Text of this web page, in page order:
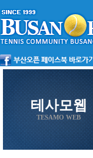
테사모웹
TESAMO WEB